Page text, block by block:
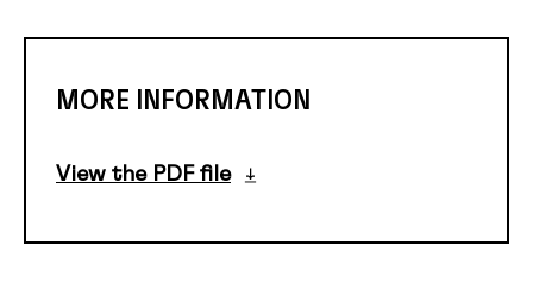
MORE INFORMATION
View the PDF file